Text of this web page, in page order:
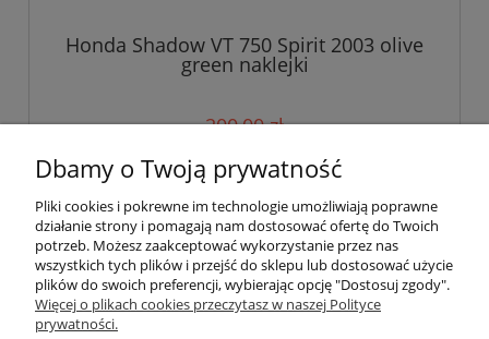
Honda Shadow VT 750 Spirit 2003 olive
green naklejki
200,00 zł
do koszyka
Pomoc
Dbamy o Twoją prywatność
Pliki cookies i pokrewne im technologie umożliwiają poprawne
działanie strony i pomagają nam dostosować ofertę do Twoich
potrzeb. Możesz zaakceptować wykorzystanie przez nas
wszystkich tych plików i przejść do sklepu lub dostosować użycie
plików do swoich preferencji, wybierając opcję "Dostosuj zgody".
Więcej o plikach cookies przeczytasz w naszej Polityce
prywatności.